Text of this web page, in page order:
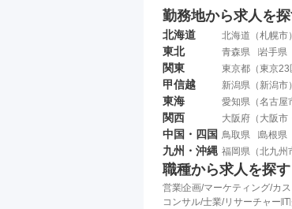
勤務地から求人を
北海道 北海道 （札幌市）
東北 青森県 岩手県
関東 東京都 （東京23
甲信越 新潟県 （ 新潟市）
東海 愛知県 （名古屋
関西 大阪府 （ 大阪市
中国・四国 鳥取県 島根県
九州・沖縄 福岡県 （北九州
職種から求人を探す
営業企画/マーケティング/カ
コンサル/士業/リサーチャー IT